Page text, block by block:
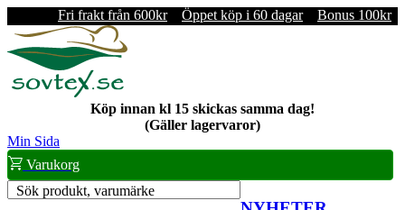
Fri frakt från 600kr Öppet köp i 60 dagar Bonus 100kr
Köp innan kl 15 skickas samma dag!
(Gäller lagervaror)
Min Sida
Varukorg
Sök produkt, varumärke